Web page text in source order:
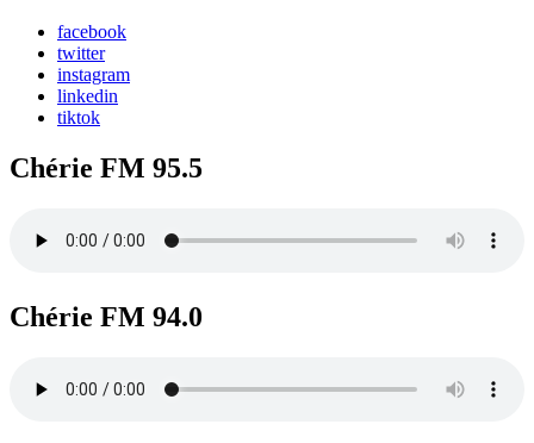
facebook
twitter
instagram
linkedin
tiktok
Chérie FM 95.5
Chérie FM 94.0